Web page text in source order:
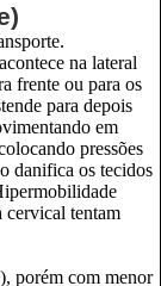
na lateral
frente ou para os
para depois
em
pressões
danifica os tecidos
cervical tentam
porém com menor